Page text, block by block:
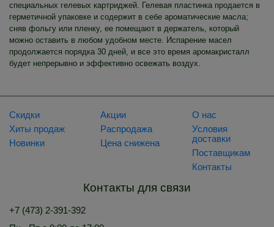
специальных гелевых картриджей. Гелевая пластинка продается в
герметичной упаковке и содержит в себе ароматические масла;
сняв фольгу или пленку, ее помещают в держатель, который
можно оставить в любом удобном месте. Испарение масел
продолжается порядка 30 дней, и все это время аромакристалл
будет непрерывно и эффективно освежать воздух.
Скидки
Хиты продаж
Новинки
Акции
Распродажа
Цена снижена
О нас
Условия
доставки
Поставщикам
Контакты
Контакты для связи
+7 (473) 2-391-392